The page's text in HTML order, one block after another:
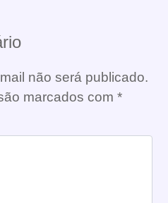
não será publicado.
marcados com *